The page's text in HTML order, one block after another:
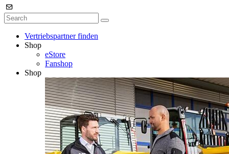
Vertriebspartner finden
Shop
eStore
Fanshop
Shop